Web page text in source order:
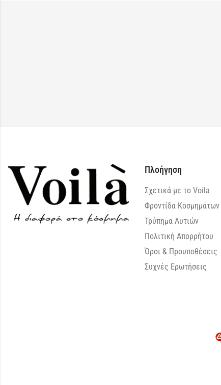
Πλοήγηση
Σχετικά με το Voila
Φροντίδα Κοσμημάτων
Τρύπημα Αυτιών
Πολιτική Απορρήτου
Όροι & Προυποθέσεις
Συχνές Ερωτήσεις